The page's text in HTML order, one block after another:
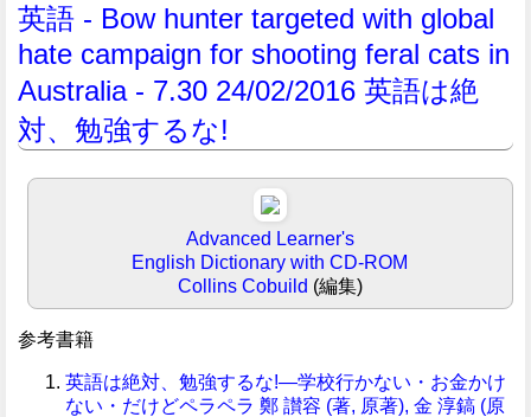
英語 - Bow hunter targeted with global
hate campaign for shooting feral cats in
Australia - 7.30 24/02/2016 英語は絶
対、勉強するな!
Advanced Learner's
English Dictionary with CD-ROM
Collins Cobuild (編集)
参考書籍
英語は絶対、勉強するな!―学校行かない・お金かけ
ない・だけどペラペラ 鄭 讃容 (著, 原著), 金 淳鎬 (原